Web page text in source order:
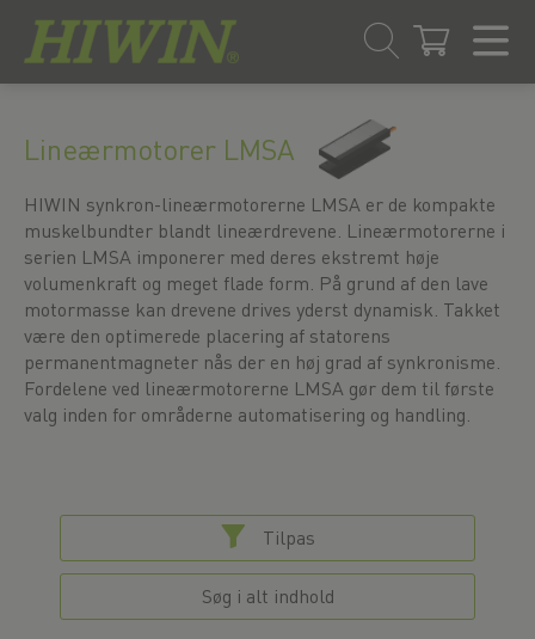
indhold
navigationsmenuen
Lineærmotorer LMSA
HIWIN synkron-lineærmotorerne LMSA er de kompakte
muskelbundter blandt lineærdrevene. Lineærmotorerne i
serien LMSA imponerer med deres ekstremt høje
volumenkraft og meget flade form. På grund af den lave
motormasse kan drevene drives yderst dynamisk. Takket
være den optimerede placering af statorens
permanentmagneter nås der en høj grad af synkronisme.
Fordelene ved lineærmotorerne LMSA gør dem til første
valg inden for områderne automatisering og handling.
Tilpas
Søg i alt indhold